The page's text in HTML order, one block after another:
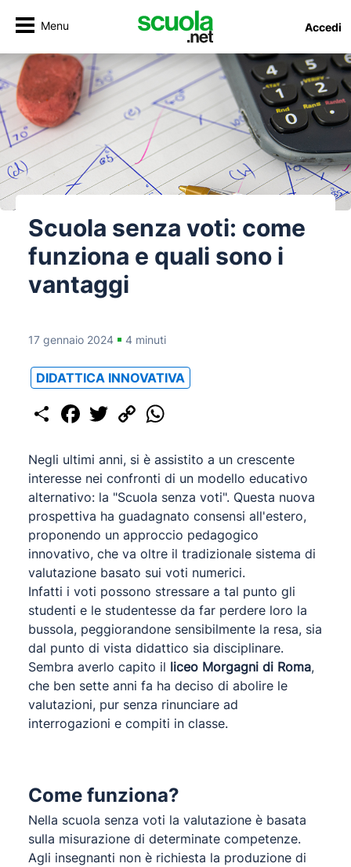
Menu Accedi
Scuola senza voti: come
funziona e quali sono i
vantaggi
17 gennaio 2024 4 minuti
DIDATTICA INNOVATIVA
Share Facebook
Twitter Copy
Link
Negli ultimi anni, si è assistito a un crescente
interesse nei confronti di un modello educativo
alternativo: la "Scuola senza voti". Questa nuova
prospettiva ha guadagnato consensi all'estero,
proponendo un approccio pedagogico
innovativo, che va oltre il tradizionale sistema di
valutazione basato sui voti numerici.
Infatti i voti possono stressare a tal punto gli
studenti e le studentesse da far perdere loro la
bussola, peggiorandone sensibilmente la resa, sia
dal punto di vista didattico sia disciplinare.
Sembra averlo capito il liceo Morgagni di Roma,
che ben sette anni fa ha deciso di abolire le
valutazioni, pur senza rinunciare ad
interrogazioni e compiti in classe.
Come funziona?
Nella scuola senza voti la valutazione è basata
sulla misurazione di determinate competenze.
Agli insegnanti non è richiesta la produzione di